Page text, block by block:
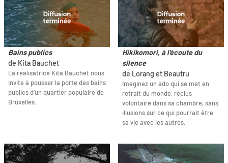
Bains publics
de Kita Bauchet
La réalisatrice Kita Bauchet nous
invite à pousser la porte des bains
publics d’un quartier populaire de
Bruxelles.
Hikikomori, à l'écoute du
silence
de Lorang et Beautru
Imaginez un ado qui se met en
retrait du monde, reclus
volontaire dans sa chambre, sans
illusions sur ce qui pourrait être
sa vie avec les autres.